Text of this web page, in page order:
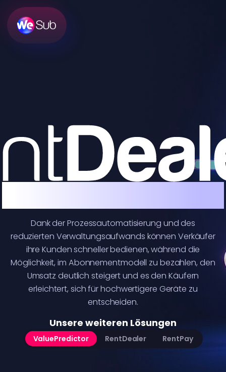
MARKT
Dank der Prozessautomatisierung und des
reduzierten Verwaltungsaufwands können Verkäufer
ihre Kunden schneller bedienen, während die
Möglichkeit, im Abonnementmodell zu bezahlen, den
Umsatz deutlich steigert und es den Käufern
erleichtert, sich für hochwertigere Geräte zu
entscheiden.
Unsere weiteren Lösungen
ValuePredictor RentDealer RentPay